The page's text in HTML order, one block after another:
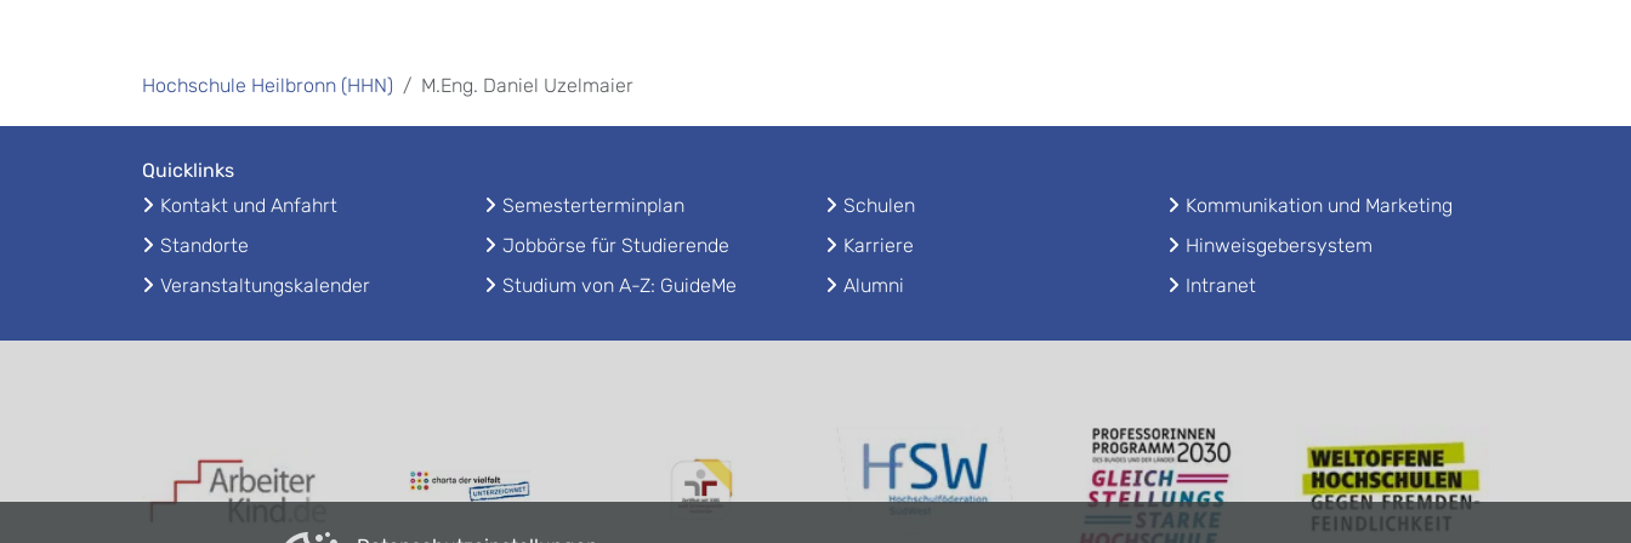
Hochschule Heilbronn (HHN) M.Eng. Daniel Uzelmaier
Quicklinks
Kontakt und Anfahrt
Standorte
Veranstaltungskalender
Semesterterminplan
Jobbörse für Studierende
Studium von A-Z: GuideMe
Schulen
Karriere
Alumni
Kommunikation und Marketing
Hinweisgebersystem
Intranet